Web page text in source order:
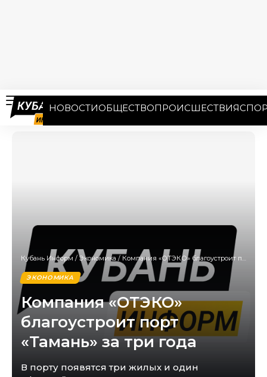
НОВОСТИОБЩЕСТВОПРОИСШЕСТВИЯ
Кубань Информ /Экономика / Компания «ОТЭКО» благоустроит порт «Тамань» за три года
ЭКОНОМИКА
Компания «ОТЭКО»
благоустроит порт
«Тамань» за три года
В порту появятся три жилых и один